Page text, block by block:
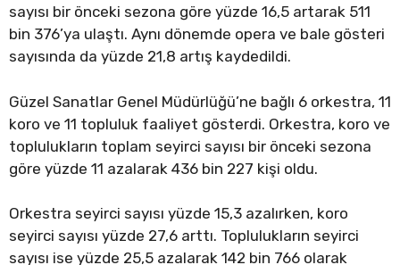
sayısı bir önceki sezona göre yüzde 16,5 artarak 511
bin 376’ya ulaştı. Aynı dönemde opera ve bale gösteri
sayısında da yüzde 21,8 artış kaydedildi.
Güzel Sanatlar Genel Müdürlüğü’ne bağlı 6 orkestra, 11
koro ve 11 topluluk faaliyet gösterdi. Orkestra, koro ve
toplulukların toplam seyirci sayısı bir önceki sezona
göre yüzde 11 azalarak 436 bin 227 kişi oldu.
Orkestra seyirci sayısı yüzde 15,3 azalırken, koro
seyirci sayısı yüzde 27,6 arttı. Toplulukların seyirci
sayısı ise yüzde 25,5 azalarak 142 bin 766 olarak